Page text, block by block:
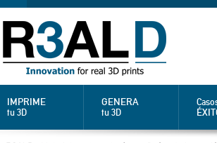
IMPRIME
tu 3D
GENERA
tu 3D